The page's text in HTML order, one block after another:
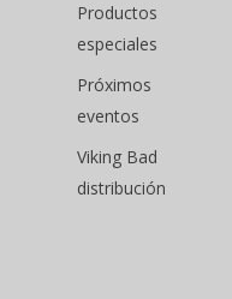
Productos
especiales
Próximos
eventos
Viking Bad
distribución